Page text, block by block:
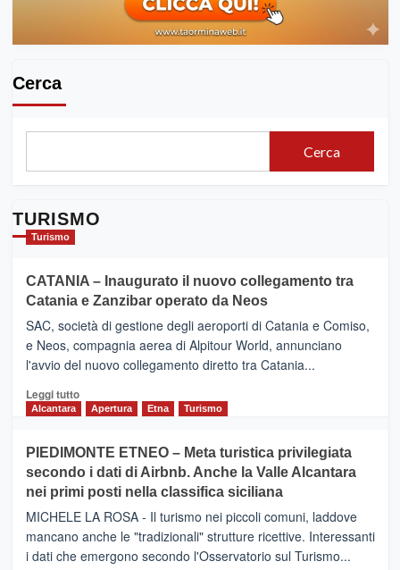
Cerca
Cerca
TURISMO
Turismo
CATANIA – Inaugurato il nuovo collegamento tra
Catania e Zanzibar operato da Neos
SAC, società di gestione degli aeroporti di Catania e Comiso,
e Neos, compagnia aerea di Alpitour World, annunciano
l'avvio del nuovo collegamento diretto tra Catania...
Leggi tuttoLeggi
CATANIA
–
Inaugurato
il
nuovo
collegamento
tra
Alcantara Apertura Etna Turismo
PIEDIMONTE ETNEO – Meta turistica privilegiata
secondo i dati di Airbnb. Anche la Valle Alcantara
nei primi posti nella classifica siciliana
MICHELE LA ROSA - Il turismo nei piccoli comuni, laddove
mancano anche le "tradizionali" strutture ricettive. Interessanti
i dati che emergono secondo l'Osservatorio sul Turismo...